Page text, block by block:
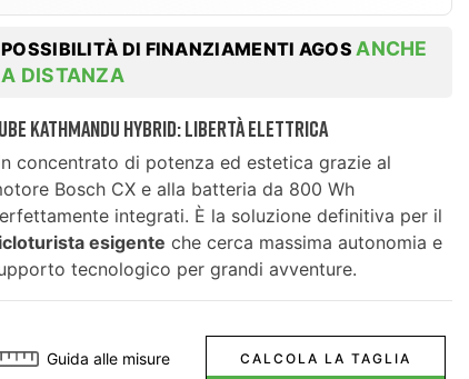
POSSIBILITÀ DI FINANZIAMENTI AGOS ANCHE
A DISTANZA
Kathmandu Hybrid: Libertà elettrica
concentrato di potenza ed estetica grazie al
Bosch CX e alla batteria da 800 Wh
integrati. È la soluzione definitiva per il
esigente che cerca massima autonomia e
tecnologico per grandi avventure.
Guida alle misure CALCOLA LA TAGLIA